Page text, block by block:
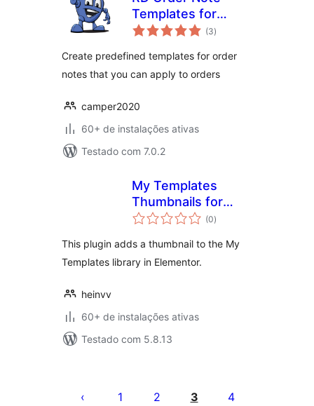
Templates for
WooCommerce
(3total
de
)
Create predefined templates for order
notes that you can apply to orders
camper2020
60+ de instalações ativas
Testado com 7.0.2
My Templates
Thumbnails for
Elementor
(0total
de
)
This plugin adds a thumbnail to the My
Templates library in Elementor.
heinvv
60+ de instalações ativas
Testado com 5.8.13
1 2 3 4